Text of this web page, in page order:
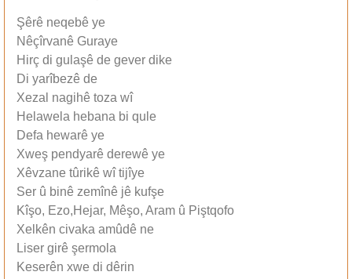
Şêrê neqebê ye
Nêçîrvanê Guraye
Hirç di gulaşê de gever dike
Di yarîbezê de
Xezal nagihê toza wî
Helawela hebana bi qule
Defa hewarê ye
Xweş pendyarê derewê ye
Xêvzane tûrikê wî tijîye
Ser û binê zemînê jê kufşe
Kîşo, Ezo,Hejar, Mêşo, Aram û Piştqofo
Xelkên civaka amûdê ne
Liser girê şermola
Keserên xwe di dêrin